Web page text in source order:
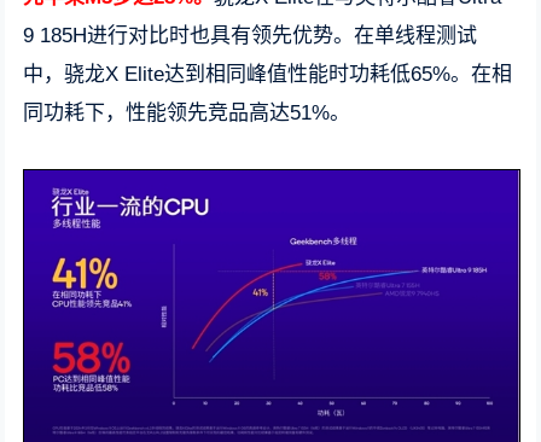
9 185H进行对比时也具有领先优势。在单线程测试
中，骁龙X Elite达到相同峰值性能时功耗低65%。在相
同功耗下，性能领先竞品高达51%。